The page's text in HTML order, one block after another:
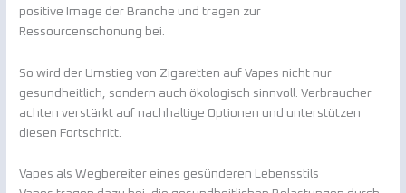
positive Image der Branche und tragen zur
Ressourcenschonung bei.
So wird der Umstieg von Zigaretten auf Vapes nicht nur
gesundheitlich, sondern auch ökologisch sinnvoll. Verbraucher
achten verstärkt auf nachhaltige Optionen und unterstützen
diesen Fortschritt.
Vapes als Wegbereiter eines gesünderen Lebensstils